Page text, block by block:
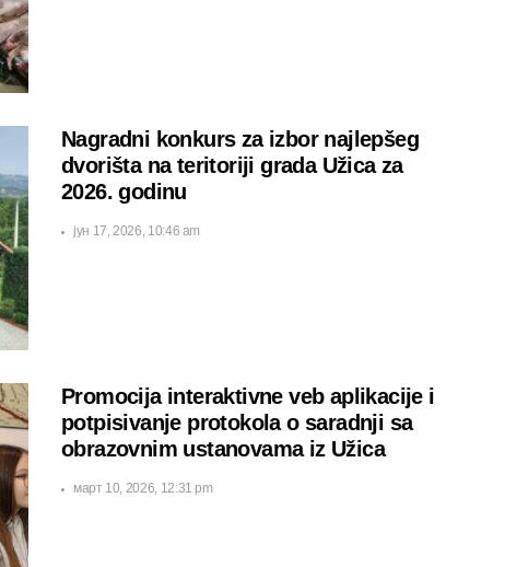
Nagradni konkurs za izbor najlepšeg
dvorišta na teritoriji grada Užica za
2026. godinu
јун 17, 2026, 10:46 am
Promocija interaktivne veb aplikacije i
potpisivanje protokola o saradnji sa
obrazovnim ustanovama iz Užica
март 10, 2026, 12:31 pm